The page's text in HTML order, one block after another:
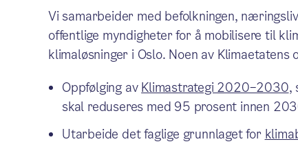
Vi samarbeider med befolkningen,
offentlige myndigheter for å mobilisere til
klimaløsninger i Oslo. Noen av Klimaetatens
Oppfølging av Klimastrategi 2020–2030,
skal reduseres med 95 prosent innen
Utarbeide det faglige grunnlaget for